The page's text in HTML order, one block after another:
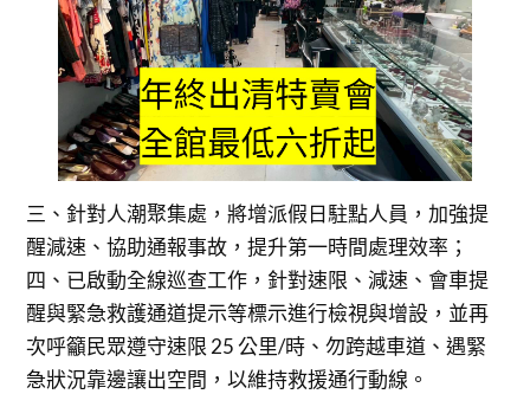
三、針對人潮聚集處，將增派假日駐點人員，加強提
醒減速、協助通報事故，提升第一時間處理效率；
四、已啟動全線巡查工作，針對速限、減速、會車提
醒與緊急救護通道提示等標示進行檢視與增設，並再
次呼籲民眾遵守速限 25 公里/時、勿跨越車道、遇緊
急狀況靠邊讓出空間，以維持救援通行動線。